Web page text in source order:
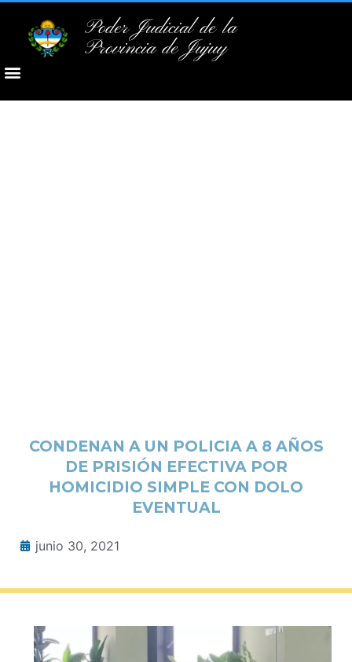
Poder Judicial de la
Provincia de Jujuy
CONDENAN A UN POLICIA A 8 AÑOS
DE PRISIÓN EFECTIVA POR
HOMICIDIO SIMPLE CON DOLO
EVENTUAL
junio 30, 2021